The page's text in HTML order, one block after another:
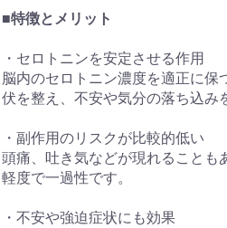
■特徴とメリット
・セロトニンを安定させる作用
脳内のセロトニン濃度を適正に保
伏を整え、不安や気分の落ち込み
・副作用のリスクが比較的低い
頭痛、吐き気などが現れることも
軽度で一過性です。
・不安や強迫症状にも効果